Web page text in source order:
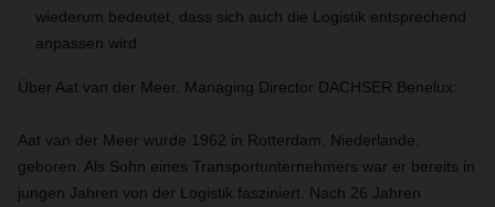
wiederum bedeutet, dass sich auch die Logistik entsprechend
anpassen wird.
Über Aat van der Meer, Managing Director DACHSER Benelux:
Aat van der Meer wurde 1962 in Rotterdam, Niederlande,
geboren. Als Sohn eines Transportunternehmers war er bereits in
jungen Jahren von der Logistik fasziniert. Nach 26 Jahren